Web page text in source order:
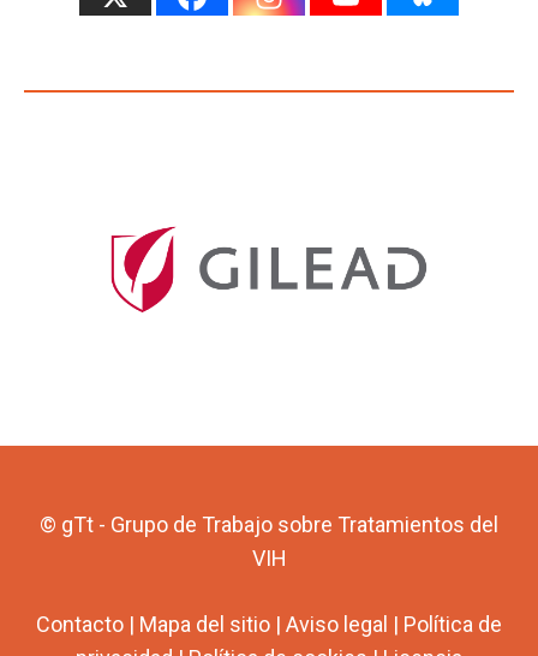
© gTt - Grupo de Trabajo sobre Tratamientos del
VIH
Contacto | Mapa del sitio | Aviso legal | Política de